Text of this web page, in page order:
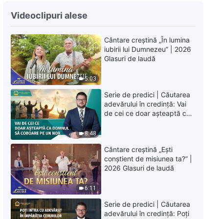
Videoclipuri alese
5:03
Cântare creștină „În lumina
iubirii lui Dumnezeu” | 2026
Glasuri de laudă
8:48
Serie de predici | Căutarea
adevărului în credință: Vai
de cei ce doar așteaptă ca
6:11
Cântare creștină „Ești
conștient de misiunea ta?” |
2026 Glasuri de laudă
Serie de predici | Căutarea
adevărului în credință: Poți